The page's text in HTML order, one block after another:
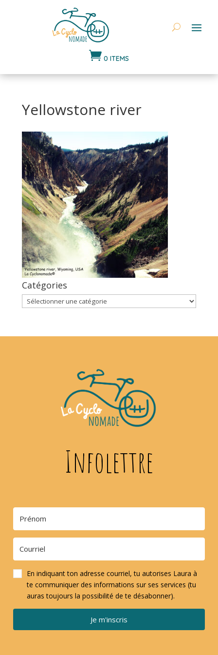
 0 ITEMS
Yellowstone river
Catégories
Catégories
Infolettre
En indiquant ton adresse courriel, tu autorises Laura à
te communiquer des informations sur ses services (tu
auras toujours la possibilité de te désabonner).
Je m'inscris